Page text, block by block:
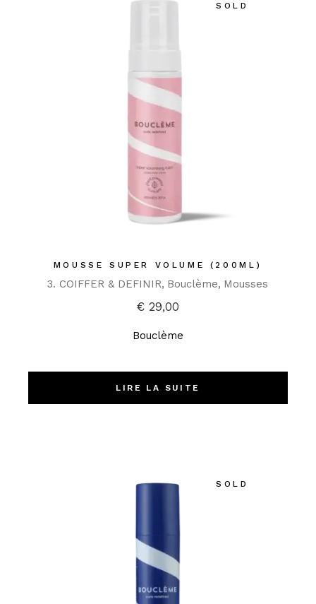
SOLD
MOUSSE SUPER VOLUME (200ML)
3. COIFFER & DEFINIR Bouclème Mousses
€ 29,00
Bouclème
LIRE LA SUITE
SOLD